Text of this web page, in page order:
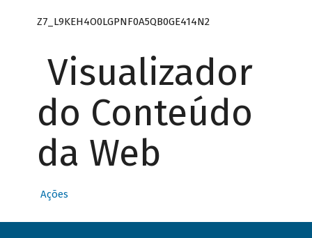
Z7_L9KEH4O0LGPNF0A5QB0GE414N2
Visualizador
do Conteúdo
da Web
Ações